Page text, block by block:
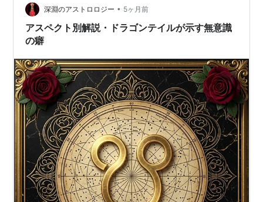
トの裏側について解説します。
深淵のアストロロジー • 5ヶ月前
アスペクト別解説・ドラゴンテイルが示す無意識
の癖